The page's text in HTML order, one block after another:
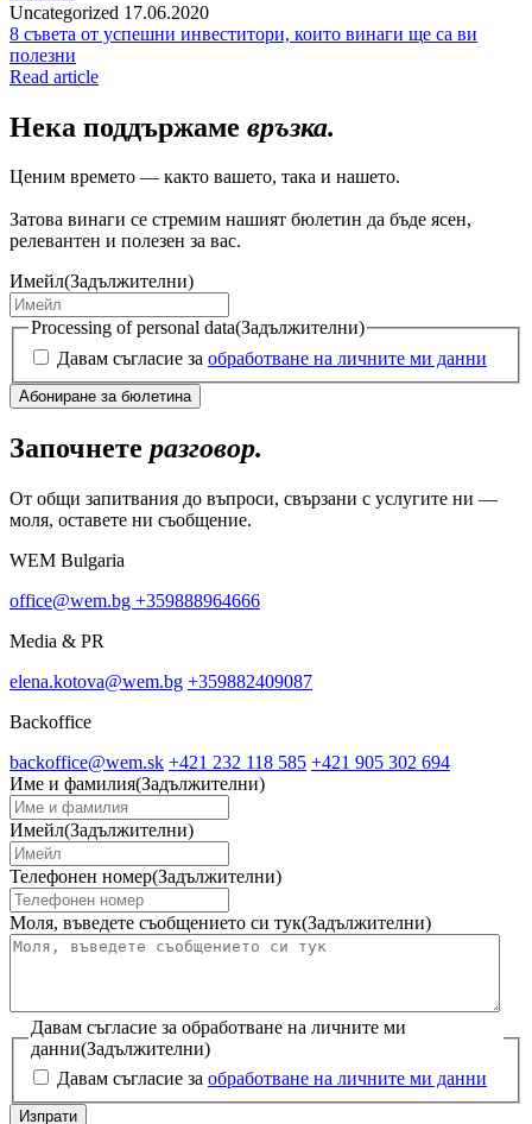
Uncategorized 17.06.2020
8 съвета от успешни инвеститори, които винаги ще са ви
полезни
Read article
Нека поддържаме връзка.
Ценим времето — както вашето, така и нашето.
Затова винаги се стремим нашият бюлетин да бъде ясен,
релевантен и полезен за вас.
Имейл(Задължителни)
Processing of personal data(Задължителни)
Давам съгласие за обработване на личните ми данни
Започнете разговор.
От общи запитвания до въпроси, свързани с услугите ни —
моля, оставете ни съобщение.
WEM Bulgaria
office@wem.bg +359888964666
Media & PR
elena.kotova@wem.bg +359882409087
Backoffice
backoffice@wem.sk +421 232 118 585 +421 905 302 694
Име и фамилия(Задължителни)
Имейл(Задължителни)
Телефонен номер(Задължителни)
Моля, въведете съобщението си тук(Задължителни)
Давам съгласие за обработване на личните ми
данни(Задължителни)
Давам съгласие за обработване на личните ми данни